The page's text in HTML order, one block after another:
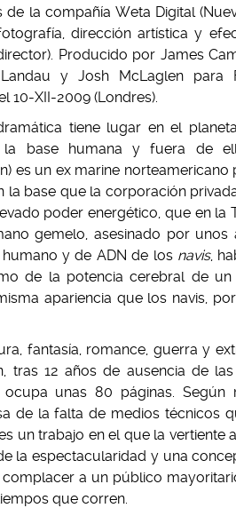
de la compañía Weta Digital
dirección artística y
Producido por James
Landau y Josh McLaglen
10-XII-2009 (Londres).
tiene lugar en el
la base humana y fuera de
es un ex marine
base que la corporación
poder energético, que en la
gemelo, asesinado por
y de ADN de los navis,
de la potencia cerebral de
apariencia que los navis,
fantasía, romance, guerra y
tras 12 años de ausencia de
ocupa unas 80 páginas. Según
de la falta de medios técnicos
un trabajo en el que la vertiente
la espectacularidad y una
a un público
que corren.